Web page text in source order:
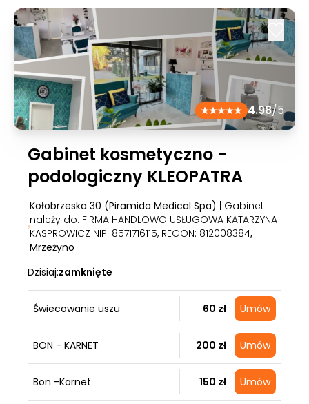
4.98/5
Gabinet kosmetyczno -
podologiczny KLEOPATRA
Kołobrzeska 30 (Piramida Medical Spa)
| Gabinet
należy do: FIRMA HANDLOWO USŁUGOWA KATARZYNA
KASPROWICZ NIP: 8571716115, REGON: 812008384,
Mrzeżyno
Dzisiaj:zamknięte
Świecowanie uszu 60 zł Umów
BON - KARNET 200 zł Umów
Bon -Karnet 150 zł Umów